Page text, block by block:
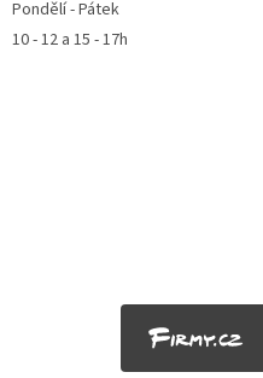
Pondělí - Pátek
10 - 12 a 15 - 17h